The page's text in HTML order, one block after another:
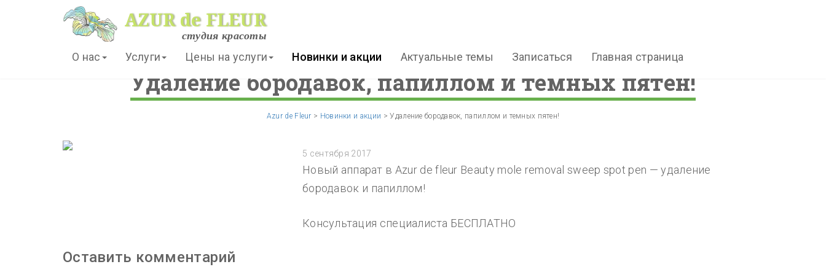
AZUR de FLEUR
студия красоты
О нас
Услуги Цены на услуги Новинки и акции Актуальные темы Записаться Главная страница
Удаление бородавок, папиллом и темных пятен!
Azur de Fleur > Новинки и акции >Удаление бородавок, папиллом и темных пятен!
5 сентября 2017
Новый аппарат в Azur de fleur Beauty mole removal sweep spot pen — удаление
бородавок и папиллом!
Консультация специалиста БЕСПЛАТНО
Оставить комментарий